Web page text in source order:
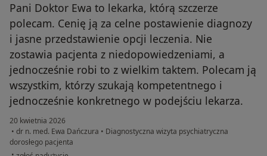
Pani Doktor Ewa to lekarka, którą szczerze
polecam. Cenię ją za celne postawienie diagnozy
i jasne przedstawienie opcji leczenia. Nie
zostawia pacjenta z niedopowiedzeniami, a
jednocześnie robi to z wielkim taktem. Polecam ją
wszystkim, którzy szukają kompetentnego i
jednocześnie konkretnego w podejściu lekarza.
20 kwietnia 2026
• dr n. med. Ewa Dańczura • Diagnostyczna wizyta psychiatryczna
dorosłego pacjenta
w opinii użytkownika Paweł